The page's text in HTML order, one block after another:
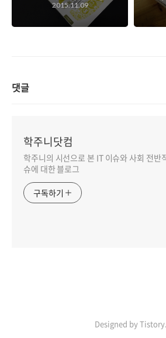
해서 이뤄지는 세상
의 이야기를 담은
책..
2015.11.09
대
댓글
학주니닷컴
학주니의 시선으로 본 IT 이슈와 사회 전반
슈에 대한 블로그
구독하기
Designed by Tistory.